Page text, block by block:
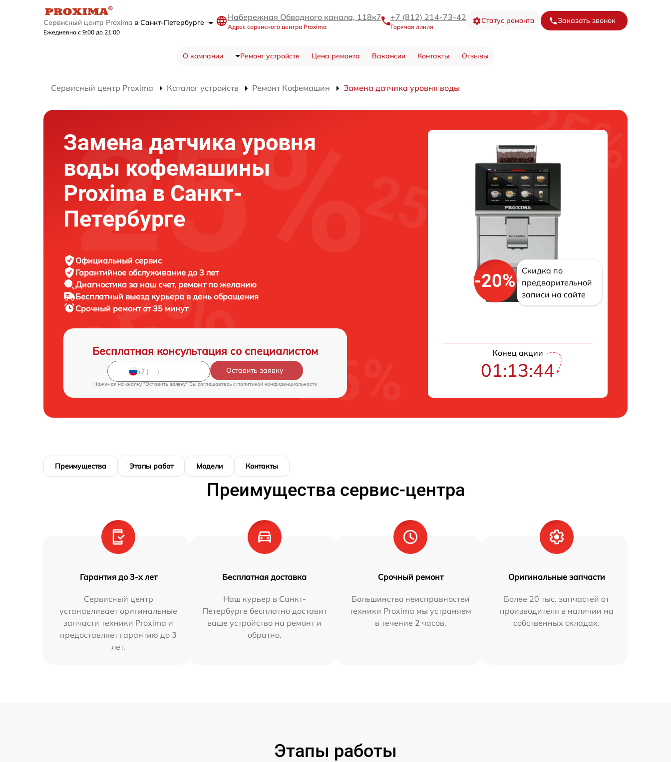
Сервисный центр Proxima в Санкт-Петербурге
Ежедневно с 9:00 до 21:00
Набережная Обводного канала, 118к7
Адрес сервисного центра Proxima
+7 (812) 214-73-42
Горячая линия
Статус ремонта Заказать звонок
О компании Ремонт устройств Цена ремонта Вакансии Контакты Отзывы
Сервисный центр Proxima Каталог устройств Ремонт Кофемашин Замена датчика уровня воды
Замена датчика уровня
воды кофемашины
Proxima в Санкт-
Петербурге
Официальный сервис
Гарантийное обслуживание до 3 лет
Диагностика за наш счет, ремонт по желанию
Бесплатный выезд курьера в день обращения
Срочный ремонтот 35 минут
Бесплатная консультация со специалистом
Оставить заявку
Нажимая на кнопку "Оставить заявку" Вы соглашаетесь c политикой конфиденциальности
-20%
Скидка по
предварительной
записи на сайте
Конец акции
01:13:43
Преимущества Этапы работ Модели Контакты
Преимущества сервис-центра
Гарантия до 3-х лет
Сервисный центр
устанавливает оригинальные
запчасти техники Proxima и
предоставляет гарантию до 3
лет.
Бесплатная доставка
Наш курьер в Санкт-
Петербурге бесплатно доставит
ваше устройство на ремонт и
обратно.
Срочный ремонт
Большинство неисправностей
техники Proxima мы устраняем
в течение 2 часов.
Оригинальные запчасти
Более 20 тыс. запчастей от
производителя в наличии на
собственных складах.
Этапы работы